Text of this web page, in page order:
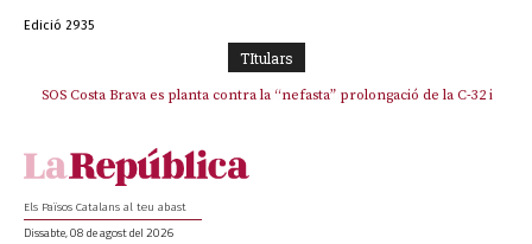
Edició 2935
TItulars
SOS Costa Brava es planta contra la “nefasta” prolongació de la C-32 i
Els Països Catalans al teu abast
Dissabte, 08 de agost del 2026